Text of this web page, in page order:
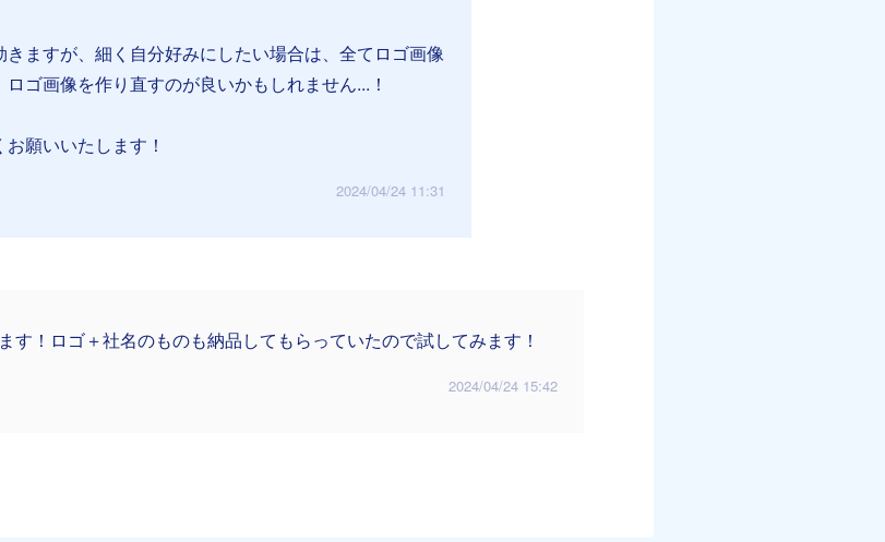
ますが、細く自分好みにしたい場合は、全てロゴ画像
ゴ画像を作り直すのが良いかもしれません...！
願いいたします！
2024/04/24 11:31
す！ロゴ＋社名のものも納品してもらっていたので試してみます！
2024/04/24 15:42